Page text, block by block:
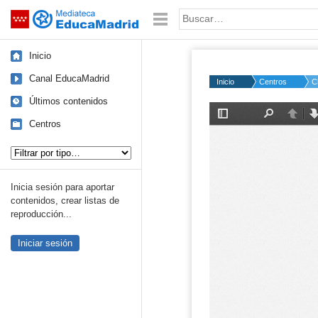
Saltar navegación Palabra o frase:
Inicio
Canal EducaMadrid
Últimos contenidos
Centros
Inicia sesión para aportar
contenidos, crear listas de
reproducción...
Iniciar sesión
Inicio Centros